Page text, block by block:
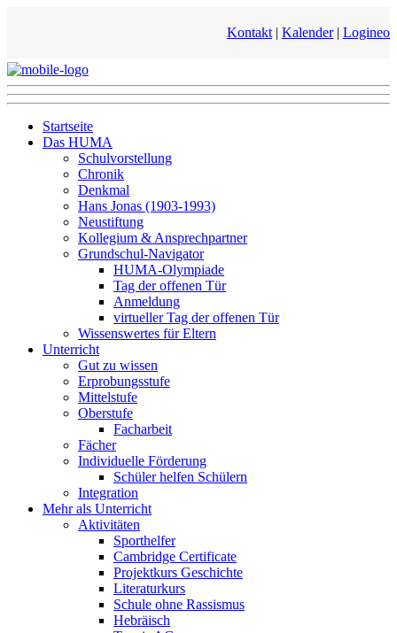
Kontakt | Kalender| Logineo
Startseite
Das HUMA
Schulvorstellung
Chronik
Denkmal
Hans Jonas (1903-1993)
Neustiftung
Kollegium & Ansprechpartner
Grundschul-Navigator
HUMA-Olympiade
Tag der offenen Tür
Anmeldung
virtueller Tag der offenen Tür
Wissenswertes für Eltern
Unterricht
Gut zu wissen
Erprobungsstufe
Mittelstufe
Oberstufe
Facharbeit
Fächer
Individuelle Förderung
Schüler helfen Schülern
Integration
Mehr als Unterricht
Aktivitäten
Sporthelfer
Cambridge Certificate
Projektkurs Geschichte
Literaturkurs
Schule ohne Rassismus
Hebräisch